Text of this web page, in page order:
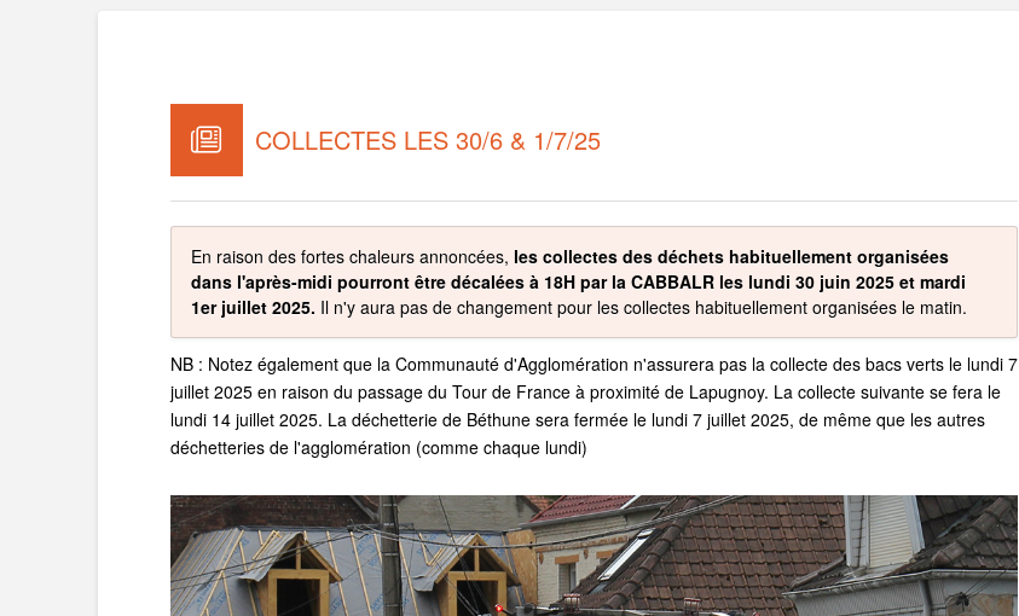
COLLECTES LES 30/6 & 1/7/25
En raison des fortes chaleurs annoncées, les collectes des déchets habituellement organisées
dans l'après-midi pourront être décalées à 18H par la CABBALR les lundi 30 juin 2025 et mardi
1er juillet 2025. Il n'y aura pas de changement pour les collectes habituellement organisées le matin.
NB : Notez également que la Communauté d'Agglomération n'assurera pas la collecte des bacs verts le lundi 7
juillet 2025 en raison du passage du Tour de France à proximité de Lapugnoy. La collecte suivante se fera le
lundi 14 juillet 2025. La déchetterie de Béthune sera fermée le lundi 7 juillet 2025, de même que les autres
déchetteries de l'agglomération (comme chaque lundi)